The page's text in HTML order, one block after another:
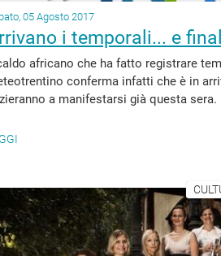
05 Agosto 2017
i temporali... e
africano che ha fatto registrare
conferma infatti che è in
a manifestarsi già questa sera.